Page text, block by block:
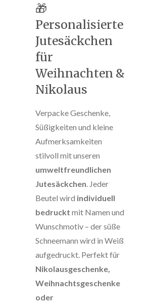
🎁
Personalisierte
Jutesäckchen
für
Weihnachten &
Nikolaus
Verpacke Geschenke,
Süßigkeiten und kleine
Aufmerksamkeiten
stilvoll mit unseren
umweltfreundlichen
Jutesäckchen . Jeder
Beutel wird individuell
bedruckt mit Namen und
Wunschmotiv – der süße
Schneemann wird in Weiß
aufgedruckt. Perfekt für
Nikolausgeschenke,
Weihnachtsgeschenke
oder